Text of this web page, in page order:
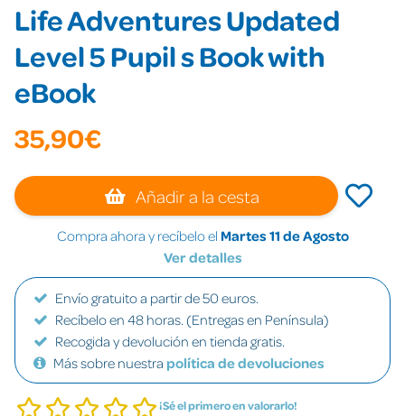
Life Adventures Updated
Level 5 Pupil s Book with
eBook
35,90€
Añadir a la cesta
Compra ahora y recíbelo el Martes 11 de Agosto
Ver detalles
Envío gratuito a partir de 50 euros.
Recíbelo en 48 horas. (Entregas en Península)
Recogida y devolución en tienda gratis.
Más sobre nuestra política de devoluciones
¡Sé el primero en valorarlo!